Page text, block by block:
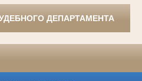
ДЕПАРТАМЕНТА